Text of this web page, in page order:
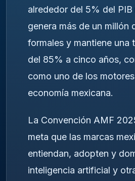
alrededor del 5% del PIB
genera más de un millón
formales y mantiene una
del 85% a cinco años,
como uno de los
economía mexicana.
La Convención AMF
meta que las marcas
entiendan, adopten y
inteligencia artificial y